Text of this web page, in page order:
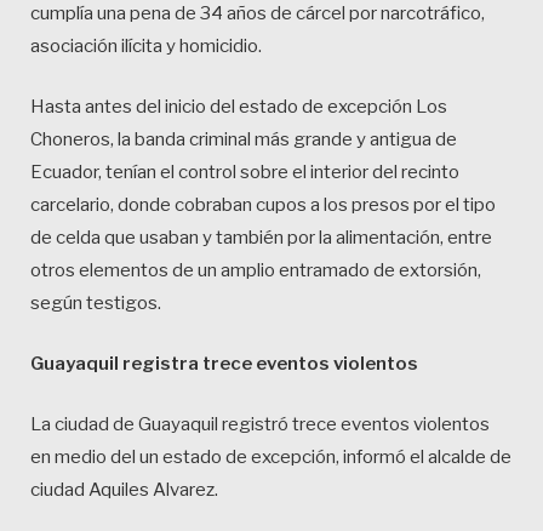
cumplía una pena de 34 años de cárcel por narcotráfico,
asociación ilícita y homicidio.
Hasta antes del inicio del estado de excepción Los
Choneros, la banda criminal más grande y antigua de
Ecuador, tenían el control sobre el interior del recinto
carcelario, donde cobraban cupos a los presos por el tipo
de celda que usaban y también por la alimentación, entre
otros elementos de un amplio entramado de extorsión,
según testigos.
Guayaquil registra trece eventos violentos
La ciudad de Guayaquil registró trece eventos violentos
en medio del un estado de excepción, informó el alcalde de
ciudad Aquiles Alvarez.